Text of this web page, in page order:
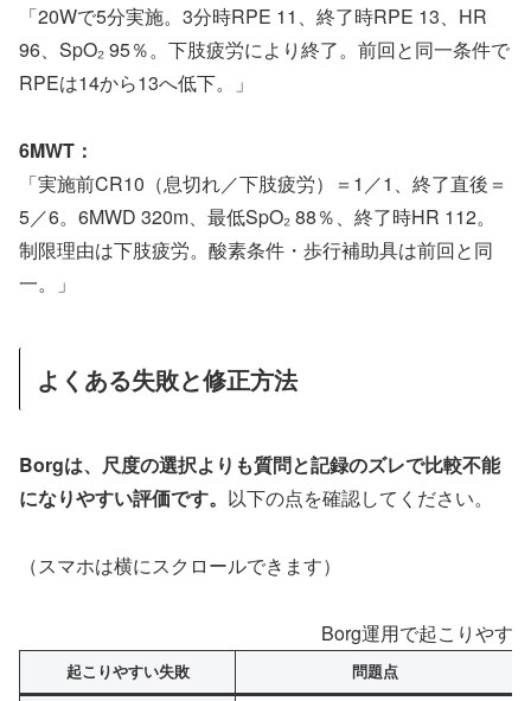
「20Wで5分実施。3分時RPE 11、終了時RPE 13、HR
96、SpO₂ 95％。下肢疲労により終了。前回と同一条件で
RPEは14から13へ低下。」
6MWT：
「実施前CR10（息切れ／下肢疲労）＝1／1、終了直後＝
5／6。6MWD 320m、最低SpO₂ 88％、終了時HR 112。
制限理由は下肢疲労。酸素条件・歩行補助具は前回と同
一。」
よくある失敗と修正方法
Borgは、尺度の選択よりも質問と記録のズレで比較不能
になりやすい評価です。 以下の点を確認してください。
（スマホは横にスクロールできます）
Borg運用で起こりやす
起こりやすい失敗 問題点